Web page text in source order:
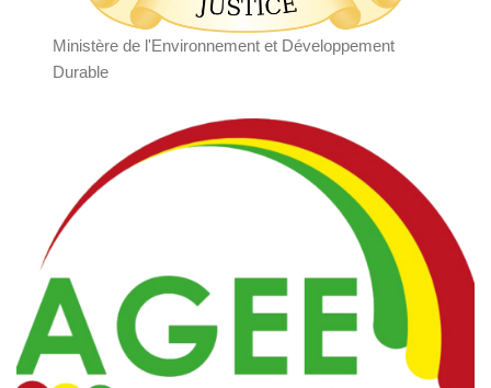
Ministère de l'Environnement et Développement
Durable